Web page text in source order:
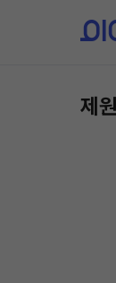
제원